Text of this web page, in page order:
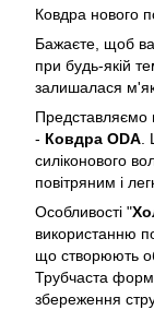
Ковдра нового
Бажаєте, щоб
при будь-якій
залишалася
Представляємо
- Ковдра ODA
силіконового
повітряним і
Особливості "
використанню
що створюють
Трубчаста
збереження